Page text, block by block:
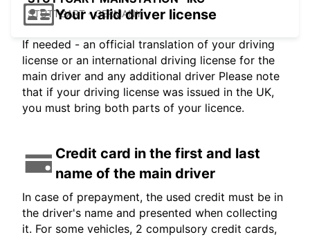
STUTTGART - GERMANY
Your valid driver license
If needed - an official translation of your driving
license or an international driving license for the
main driver and any additional driver Please note
that if your driving license was issued in the UK,
you must bring both parts of your licence.
Credit card in the first and last
name of the main driver
In case of prepayment, the used credit must be in
the driver's name and presented when collecting
it. For some vehicles, 2 compulsory credit cards,